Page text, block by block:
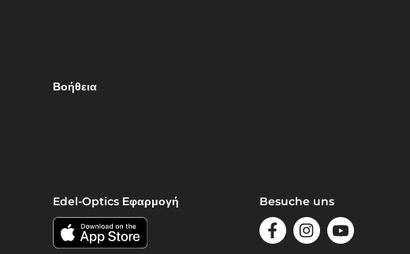
Βοήθεια
Edel-Optics Εφαρμογή Besuche uns